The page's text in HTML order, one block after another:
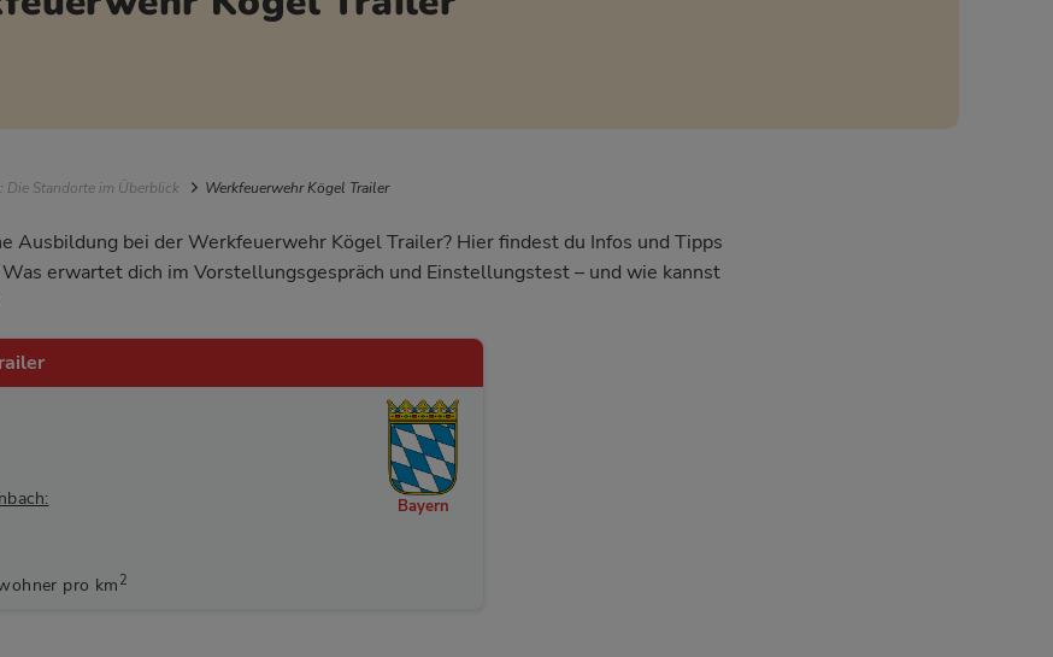
Standorte im Überblick Werkfeuerwehr Kögel Trailer
Ausbildung bei der Werkfeuerwehr Kögel Trailer? Hier findest du Infos und Tipps
erwartet dich im Vorstellungsgespräch und Einstellungstest – und wie kannst
pro km 2
Bayern